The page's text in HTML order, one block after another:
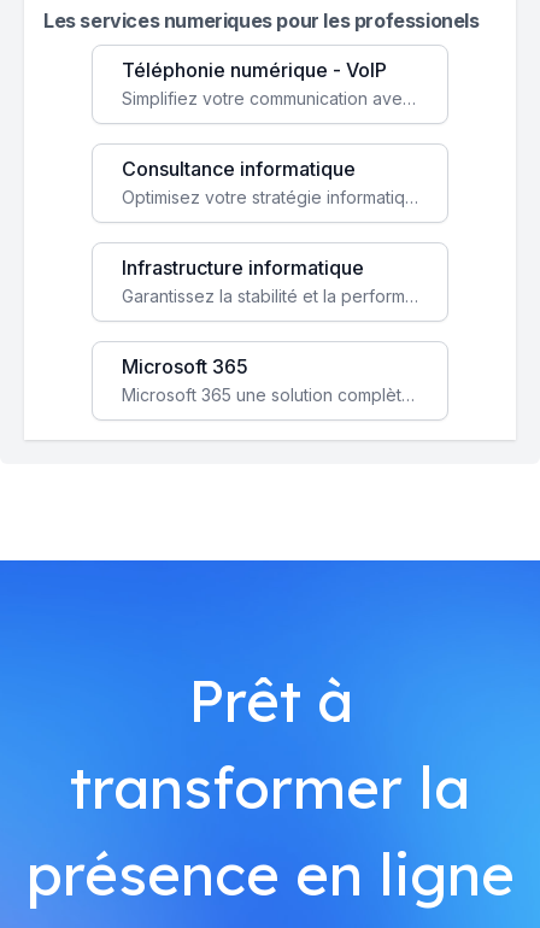
Les services numeriques pour les professionels
Téléphonie numérique - VoIP
Simplifiez votre communication avec une solution VoIP flexible, économique et adaptée à vos besoins professionnels.
Consultance informatique
Optimisez votre stratégie informatique avec l'expertise de nos consultants pour améliorer votre efficacité et sécurité.
Infrastructure informatique
Garantissez la stabilité et la performance de votre entreprise avec une infrastructure IT sécurisée et évolutive.
Microsoft 365
Microsoft 365 une solution complète qui booste votre productivité, renforce la sécurité de vos données et facilite la collaboration.
Prêt à
transformer la
présence en ligne